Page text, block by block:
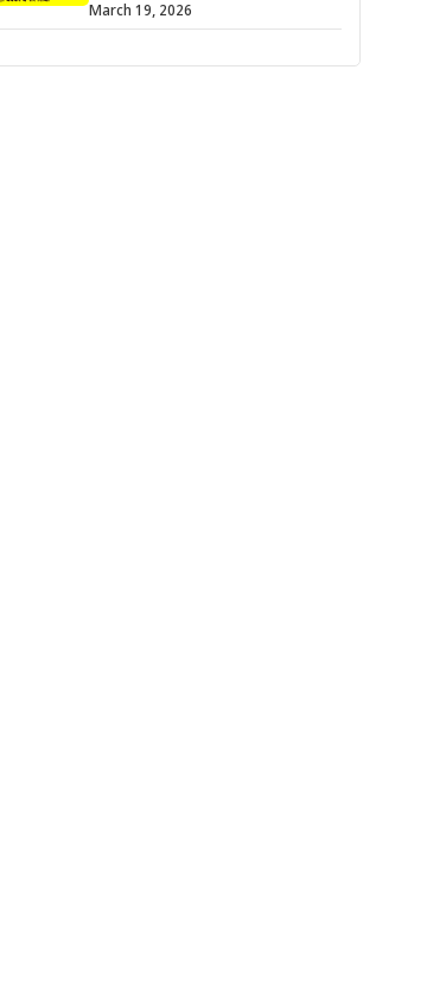
March 19, 2026